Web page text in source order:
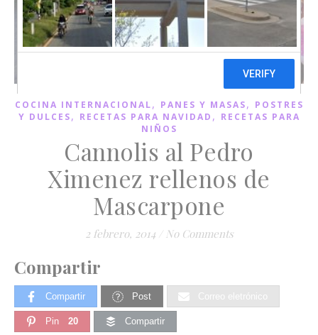
COCINA INTERNACIONAL, PANES Y MASAS, POSTRES
Y DULCES, RECETAS PARA NAVIDAD , RECETAS PARA
NIÑOS
Cannolis al Pedro
Ximenez rellenos de
Mascarpone
2 febrero, 2014 No Comments
Compartir
Compartir Post Correo eletrónico
Pin 20 Compartir